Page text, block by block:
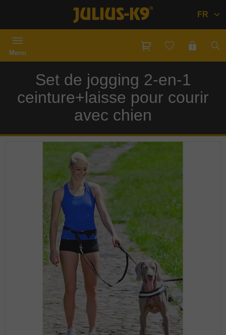
FR
Menu
Set de jogging 2-en-1
ceinture+laisse pour courir
avec chien
Zoomer sur l'image